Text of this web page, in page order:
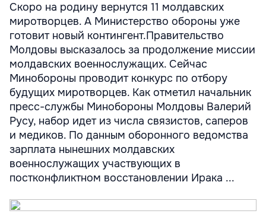
Скоро на родину вернутся 11 молдавских
миротворцев. А Министерство обороны уже
готовит новый контингент.Правительство
Молдовы высказалось за продолжение миссии
молдавских военнослужащих. Сейчас
Минобороны проводит конкурс по отбору
будущих миротворцев. Как отметил начальник
пресс-службы Минобороны Молдовы Валерий
Русу, набор идет из числа связистов, саперов
и медиков. По данным оборонного ведомства
зарплата нынешних молдавских
военнослужащих участвующих в
постконфликтном восстановлении Ирака ...